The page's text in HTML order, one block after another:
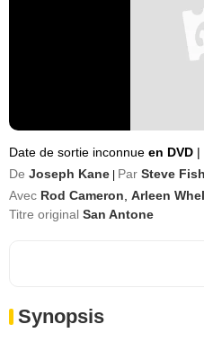
Date de sortie inconnue en DVD |
De Joseph Kane Par Steve
Avec Rod Cameron Arleen
Titre original San Antone
Synopsis